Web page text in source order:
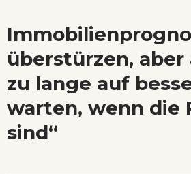
überstürzen,
zu lange auf
warten, wenn die
sind“